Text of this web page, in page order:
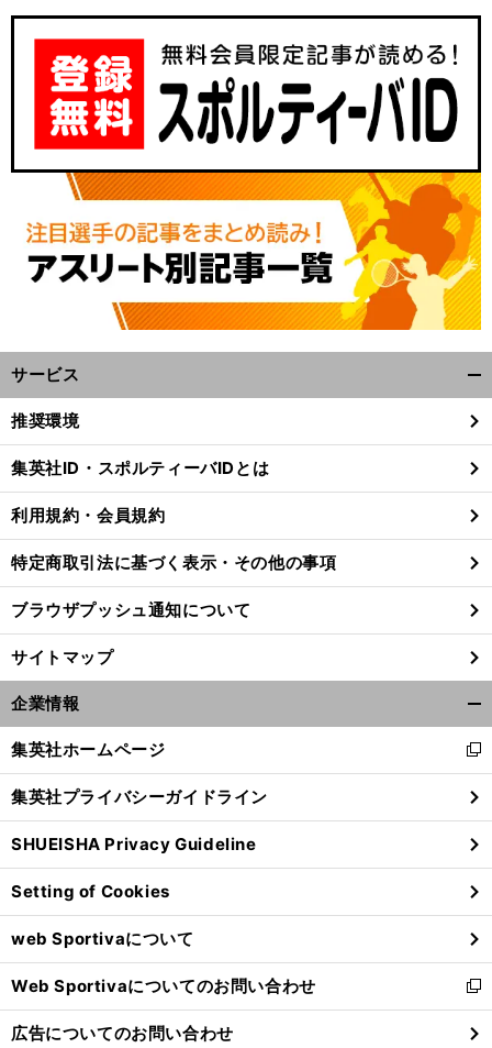
へ
サービス
閉
る
推奨環境
集英社ID・スポルティーバIDとは
利用規約・会員規約
特定商取引法に基づく表示・その他の事項
ブラウザプッシュ通知について
サイトマップ
企業情報
閉
る
集英社ホームページ
新
し
い
ウ
ィ
ン
ド
ウ
で
開
く
集英社プライバシーガイドライン
SHUEISHA Privacy Guideline
Setting of Cookies
web Sportivaについて
Web Sportivaについてのお問い合わせ
新
し
い
広告についてのお問い合わせ